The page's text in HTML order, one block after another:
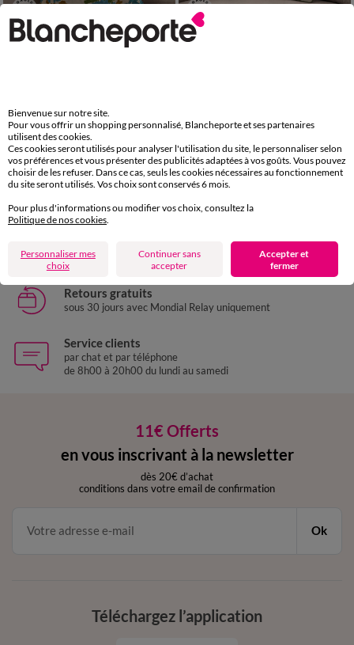
Nouveauté
+ 0,36 €
Nouveauté
+ 0,36 €
Paiement 100% sécurisé
domicile, relais, consignes automatiques
Retours gratuits
sous 30 jours avec Mondial Relay uniquement
Service clients
par chat et par téléphone
de 8h00 à 20h00 du lundi au samedi
11€ Offerts
en vous inscrivant à la newsletter
dès 20€ d’achat
conditions dans votre email de confirmation
Ok
Téléchargez l’application
Bienvenue sur notre site.
Pour vous offrir un shopping personnalisé, Blancheporte et ses partenaires
utilisent des cookies.
Ces cookies seront utilisés pour analyser l'utilisation du site, le personnaliser selon
vos préférences et vous présenter des publicités adaptées à vos goûts. Vous pouvez
choisir de les refuser. Dans ce cas, seuls les cookies nécessaires au fonctionnement
du site seront utilisés. Vos choix sont conservés 6 mois.
Pour plus d'informations ou modifier vos choix, consultez la
Politique de nos cookies.
Personnaliser mes
choix
Continuer sans
accepter
Accepter et
fermer